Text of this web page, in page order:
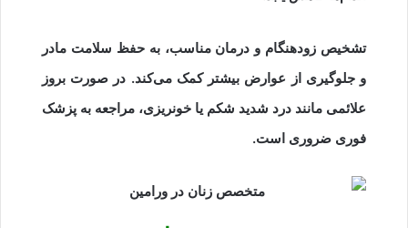
تشخیص زودهنگام و درمان مناسب، به حفظ سلامت مادر
و جلوگیری از عوارض بیشتر کمک می‌کند. در صورت بروز
علائمی مانند درد شدید شکم یا خونریزی، مراجعه به پزشک
فوری ضروری است.